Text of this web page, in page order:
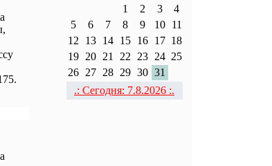
1
2 3
4
5
6 7 8 9 10 11
12
13 14 15 16 17 18
19
20 21 22 23 24 25
26
27 28 29 30 31
.: Сегодня: 7.8.2026 :.